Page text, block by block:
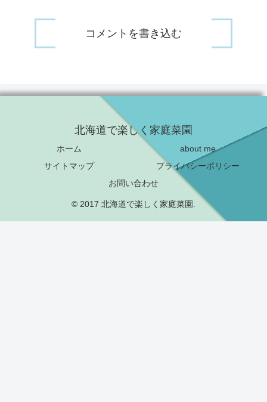
コメントを書き込む
北海道で楽しく家庭菜園
ホーム
about me
サイトマップ
プライバシーポリシー
お問い合わせ
© 2017 北海道で楽しく家庭菜園.